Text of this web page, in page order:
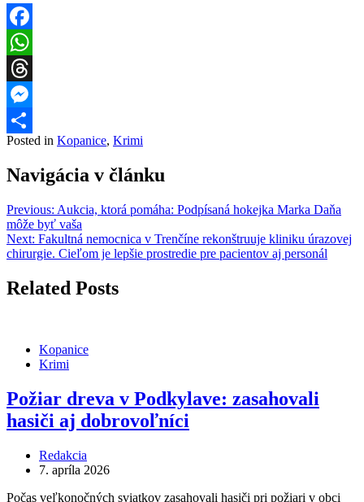
Facebook
WhatsApp
Threads
Messenger
Share
Posted in Kopanice, Krimi
Navigácia v článku
Previous: Aukcia, ktorá pomáha: Podpísaná hokejka Marka Daňa
môže byť vaša
Next: Fakultná nemocnica v Trenčíne rekonštruuje kliniku úrazovej
chirurgie. Cieľom je lepšie prostredie pre pacientov aj personál
Related Posts
Kopanice
Krimi
Požiar dreva v Podkylave: zasahovali
hasiči aj dobrovoľníci
Redakcia
7. apríla 2026
Počas veľkonočných sviatkov zasahovali hasiči pri požiari v obci